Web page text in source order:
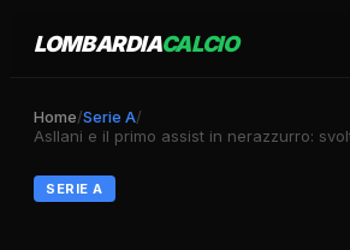
LOMBARDIACALCIO
Home/Serie A/
Asllani e il primo assist in nerazzurro:
SERIE A